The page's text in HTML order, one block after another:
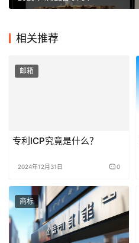
相关推荐
邮箱
专利ICP究竟是什么？
2024年12月31日 0
商标